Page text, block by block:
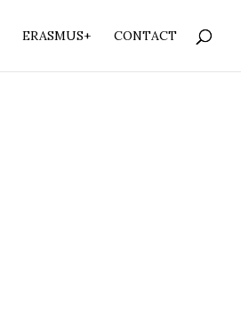
ERASMUS+ CONTACT